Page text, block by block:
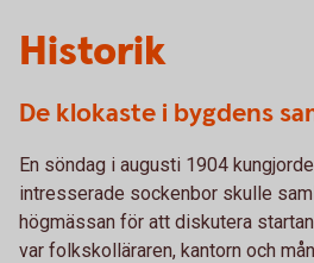
Historik
De klokaste i bygdens
En söndag i augusti 1904
intresserade sockenbor skulle
högmässan för att diskutera
var folkskolläraren, kantorn och